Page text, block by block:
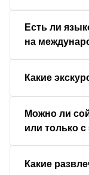
Есть ли
на
Какие
Можно ли
или только с
Какие